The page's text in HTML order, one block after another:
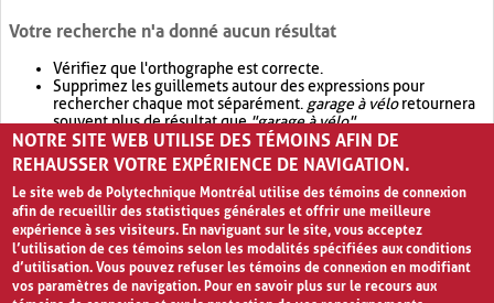
Votre recherche n'a donné aucun résultat
Vérifiez que l'orthographe est correcte.
Supprimez les guillemets autour des expressions pour
rechercher chaque mot séparément. garage à véloretournera
souvent plus de résultat que"garage à vélo".
Envisagez d'élargir votre recherche avec OR.garage OR vélo
retournera souvent plus de résultat quegarage à vélo
NOTRE SITE WEB UTILISE DES TÉMOINS AFIN DE
REHAUSSER VOTRE EXPÉRIENCE DE NAVIGATION.
Le site web de Polytechnique Montréal utilise des témoins de connexion
afin de recueillir des statistiques générales et offrir une meilleure
expérience à ses visiteurs. En naviguant sur le site, vous acceptez
l’utilisation de ces témoins selon les modalités spécifiées aux conditions
d’utilisation. Vous pouvez refuser les témoins de connexion en modifiant
vos paramètres de navigation. Pour en savoir plus sur le recours aux